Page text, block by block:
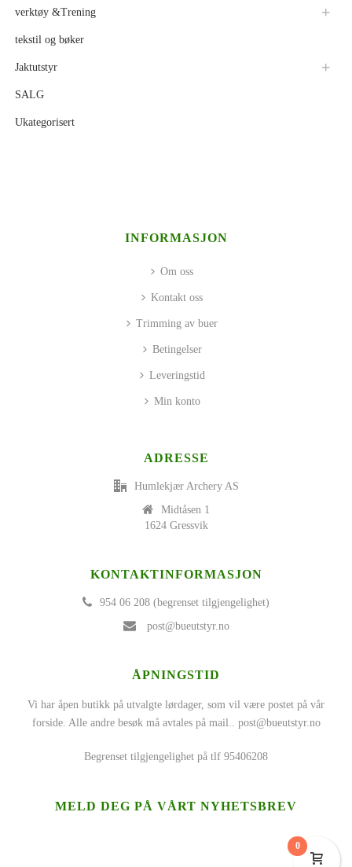
verktøy &Trening
tekstil og bøker
Jaktutstyr
SALG
Ukategorisert
INFORMASJON
Om oss
Kontakt oss
Trimming av buer
Betingelser
Leveringstid
Min konto
ADRESSE
Humlekjær Archery AS
Midtåsen 1
1624 Gressvik
KONTAKTINFORMASJON
954 06 208 (begrenset tilgjengelighet)
post@bueutstyr.no
ÅPNINGSTID
Vi har åpen butikk på utvalgte lørdager, som vil være postet på vår
forside. Alle andre besøk må avtales på mail.. post@bueutstyr.no
Begrenset tilgjengelighet på tlf 95406208
MELD DEG PÅ VÅRT NYHETSBREV
0